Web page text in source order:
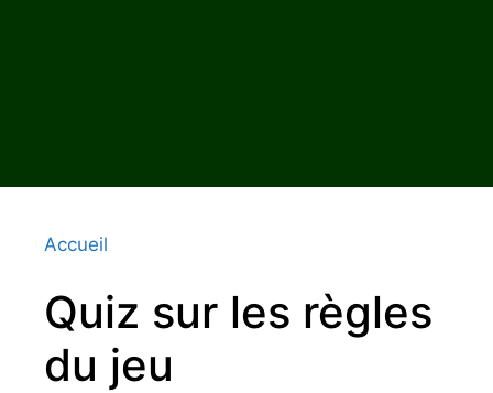
Accueil
Quiz sur les règles
du jeu